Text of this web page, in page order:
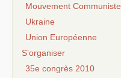
Mouvement Communiste
Ukraine
Union Européenne
S’organiser
35e congrès 2010